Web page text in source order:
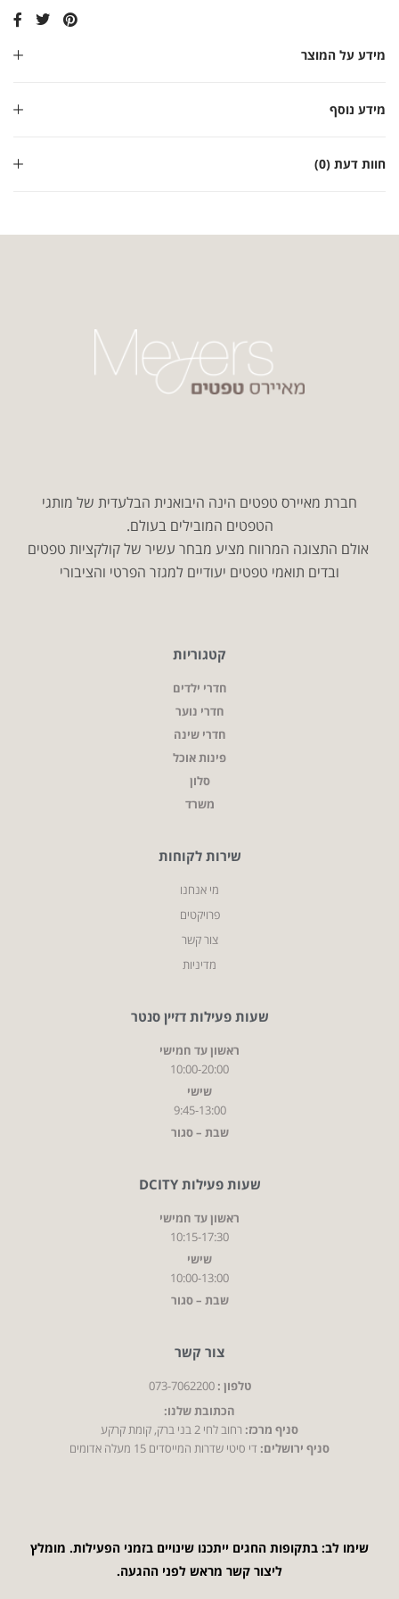
מידע על המוצר
מידע נוסף
חוות דעת (0)
חברת מאיירס טפטים הינה היבואנית הבלעדית של מותגי
הטפטים המובילים בעולם.
אולם התצוגה המרווח מציע מבחר עשיר של קולקציות טפטים
ובדים תואמי טפטים יעודיים למגזר הפרטי והציבורי
קטגוריות
חדרי ילדים
חדרי נוער
חדרי שינה
פינות אוכל
סלון
משרד
שירות לקוחות
מי אנחנו
פרויקטים
צור קשר
מדיניות
שעות פעילות דזיין סנטר
ראשון עד חמישי
10:00-20:00
שישי
9:45-13:00
שבת – סגור
שעות פעילות DCITY
ראשון עד חמישי
10:15-17:30
שישי
10:00-13:00
שבת – סגור
צור קשר
טלפון : 073-7062200
הכתובת שלנו:
סניף מרכז:רחוב לחי 2 בני ברק, קומת קרקע
סניף ירושלים:די סיטי שדרות המייסדים 15 מעלה אדומים
שימו לב: בתקופות החגים ייתכנו שינויים בזמני הפעילות. מומלץ
ליצור קשר מראש לפני ההגעה.